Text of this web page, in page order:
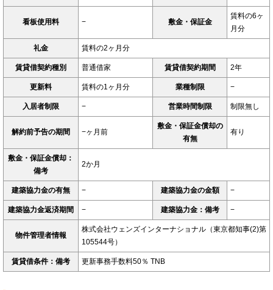
看板使用料 − 敷金・保証金
賃料の6ヶ
月分
礼金 賃料の2ヶ月分
賃貸借契約種別 普通借家 賃貸借契約期間 2年
更新料 賃料の1ヶ月分 業種制限 −
入居者制限 − 営業時間制限 制限無し
解約前予告の期間 −ヶ月前
敷金・保証金償却の
有無
有り
敷金・保証金償却：
備考
2か月
建築協力金の有無 − 建築協力金の金額 −
建築協力金返済期間 − 建築協力金：備考 −
物件管理者情報
株式会社ウェンズインターナショナル（東京都知事(2)第
105544号）
賃貸借条件：備考 更新事務手数料50％ TNB